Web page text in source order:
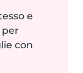
e
con